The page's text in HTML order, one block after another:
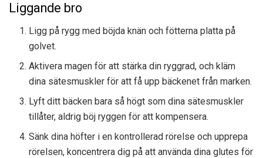
Liggande bro
Ligg på rygg med böjda knän och fötterna platta på
golvet.
Aktivera magen för att stärka din ryggrad, och kläm
dina sätesmuskler för att få upp bäckenet från marken.
Lyft ditt bäcken bara så högt som dina sätesmuskler
tillåter, aldrig böj ryggen för att kompensera.
Sänk dina höfter i en kontrollerad rörelse och upprepa
rörelsen, koncentrera dig på att använda dina glutes för